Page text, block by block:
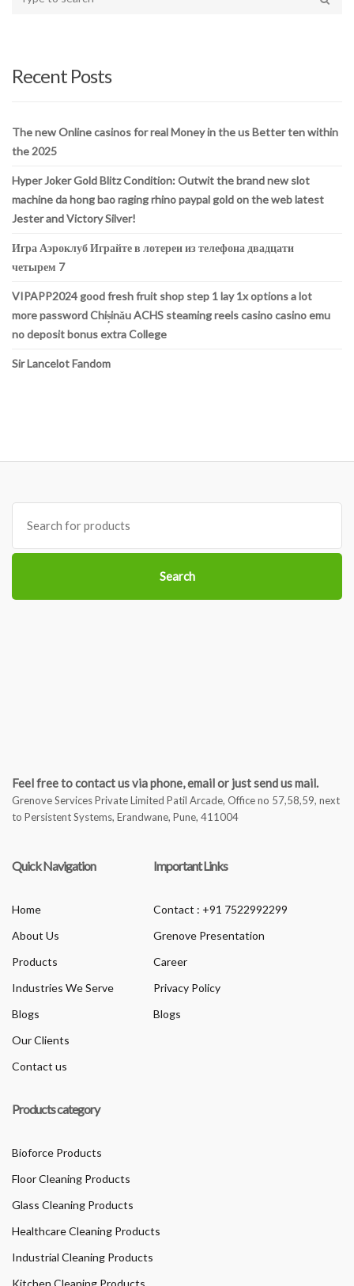
your
Recent Posts
The new Online casinos for real Money in the us Better ten within
the 2025
Hyper Joker Gold Blitz Condition: Outwit the brand new slot
machine da hong bao raging rhino paypal gold on the web latest
Jester and Victory Silver!
Игра Аэроклуб Играйте в лотереи из телефона двадцати
четырем 7
VIPAPP2024 good fresh fruit shop step 1 lay 1x options a lot
more password Chișinău ACHS steaming reels casino casino emu
no deposit bonus extra College
Sir Lancelot Fandom
Search
for:
Search
Feel free to contact us via phone, email or just send us mail.
Grenove Services Private Limited Patil Arcade, Office no 57,58,59, next
to Persistent Systems, Erandwane, Pune, 411004
Quick Navigation
Home
About Us
Products
Industries We Serve
Blogs
Our Clients
Contact us
Important Links
Contact : +91 7522992299
Grenove Presentation
Career
Privacy Policy
Blogs
Products category
Bioforce Products
Floor Cleaning Products
Glass Cleaning Products
Healthcare Cleaning Products
Industrial Cleaning Products
Kitchen Cleaning Products